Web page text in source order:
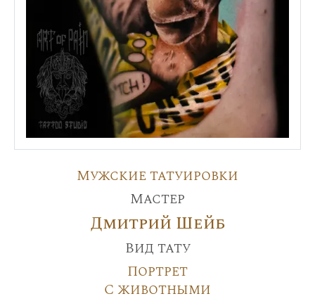
Мужские татуировки
Мастер
Дмитрий Шейб
Вид тату
Портрет
С животными